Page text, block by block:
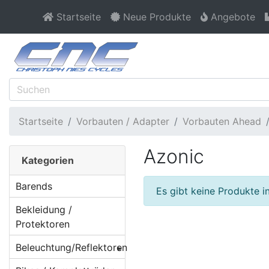
Startseite Neue Produkte Angebote
Startseite Vorbauten / Adapter Vorbauten Ahead
Azonic
Es gibt keine Produkte
Kategorien
Barends
Bekleidung /
Protektoren
Beleuchtung/Reflektoren